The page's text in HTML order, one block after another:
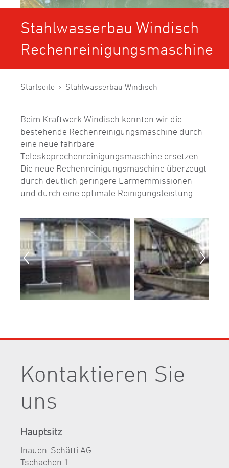
Stahlwasserbau Windisch
Rechenreinigungsmaschine
Startseite Stahlwasserbau Windisch
Beim Kraftwerk Windisch konnten wir die
bestehende Rechenreinigungsmaschine durch
eine neue fahrbare
Teleskoprechenreinigungsmaschine ersetzen.
Die neue Rechenreinigungsmaschine überzeugt
durch deutlich geringere Lärmemmissionen
und durch eine optimale Reinigungsleistung.
Kontaktieren Sie
uns
Hauptsitz
Inauen-Schätti AG
Tschachen 1